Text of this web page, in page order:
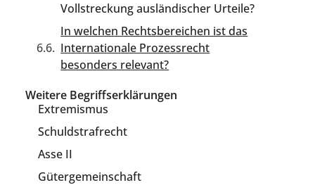
Vollstreckung ausländischer Urteile?
In welchen Rechtsbereichen ist das
Internationale Prozessrecht
besonders relevant?
Weitere Begriffserklärungen
Extremismus
Schuldstrafrecht
Asse II
Gütergemeinschaft